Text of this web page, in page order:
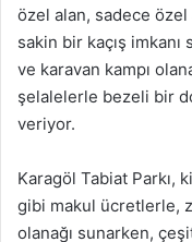
özel alan, sadece özel
sakin bir kaçış
ve karavan kampı
şelalelerle bezeli bir
veriyor.
Karagöl Tabiat Parkı,
gibi makul ücretlerle,
olanağı sunarken,